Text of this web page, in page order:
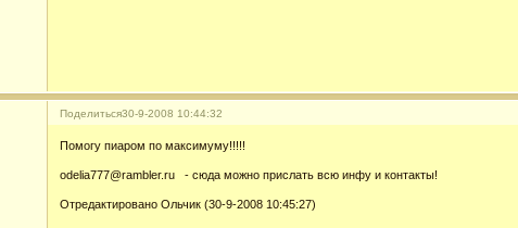
Поделиться30-9-2008 10:44:32
Помогу пиаром по максимуму!!!!!
odelia777@rambler.ru - сюда можно прислать всю инфу и контакты!
Отредактировано Ольчик (30-9-2008 10:45:27)